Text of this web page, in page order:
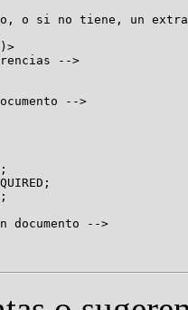
o si no tiene, un
-->
-->
-->